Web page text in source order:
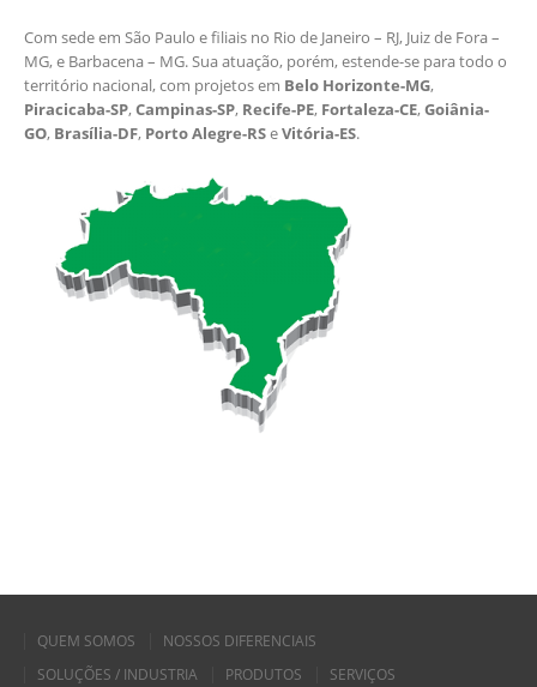
Com sede em São Paulo e filiais no Rio de Janeiro – RJ, Juiz de Fora –
MG, e Barbacena – MG. Sua atuação, porém, estende-se para todo o
território nacional, com projetos em Belo Horizonte-MG,
Piracicaba-SP,Campinas-SP, Recife-PE, Fortaleza-CE,Goiânia-
GO, Brasília-DF, Porto Alegre-RSeVitória-ES.
QUEM SOMOS
NOSSOS DIFERENCIAIS
SOLUÇÕES / INDUSTRIA
PRODUTOS
SERVIÇOS